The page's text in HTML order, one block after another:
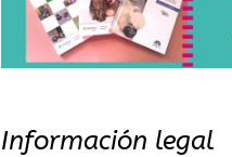
Información legal